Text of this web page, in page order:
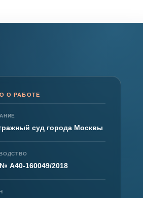
экспертизы
О РАБОТЕ
суд города Москвы
А40-160049/2018